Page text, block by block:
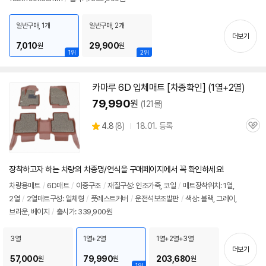
치
기
1위
일반구매, 1개
7,010원
2위
일반구매, 2개
29,900원
더보기
카마루 6D 입체매트 [차종확인] (1열+2열)
79,990원 (121몰)
별
4.8 (상
뷰
8) 18.01. 등록
관
장착하고자 하는 차량의 차종명/연식을 구매페이지에서 꼭 확인하세요!
차량용매트 / 6D매트 / 이중구조 / 재질구성: 인조가죽, 코일 / 매트장착위치: 1열,
2열 / 2열매트구성: 일체형 / 풋레스트커버 / 운전석보조발판 / 색상: 블랙, 그레이,
브라운, 베이지 / 출시가: 339,900원
3열
57,000원
1열+2열
79,990원
1열+2열+3열
203,680원
더보기